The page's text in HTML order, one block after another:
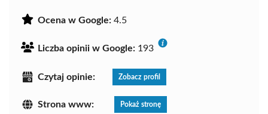
Ocena w Google: 4.5
Liczba opinii w Google: 193
Czytaj opinie: Zobacz profil
Strona www: Pokaż stronę